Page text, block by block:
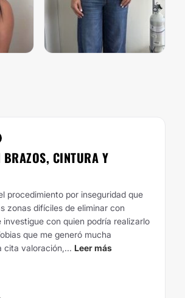
BRAZOS, CINTURA Y
procedimiento por inseguridad que
zonas difíciles de eliminar con
investigue con quien podría realizarlo
que me generó mucha
cita valoración,... Leer más